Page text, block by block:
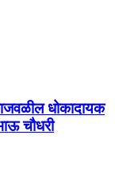
धोकादायक
चौधरी